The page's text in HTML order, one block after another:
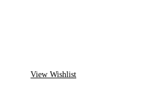
View Wishlist